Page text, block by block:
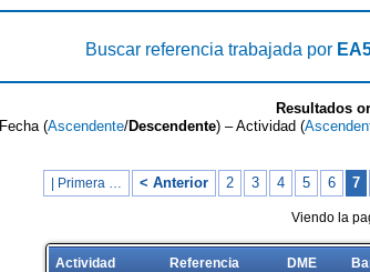
Buscar referencia trabajada por
Resultados
Fecha (Ascendente/Descendente) – Actividad (
| Primera … < Anterior 2 3 4 5 6 7
Viendo la
Actividad Referencia DME